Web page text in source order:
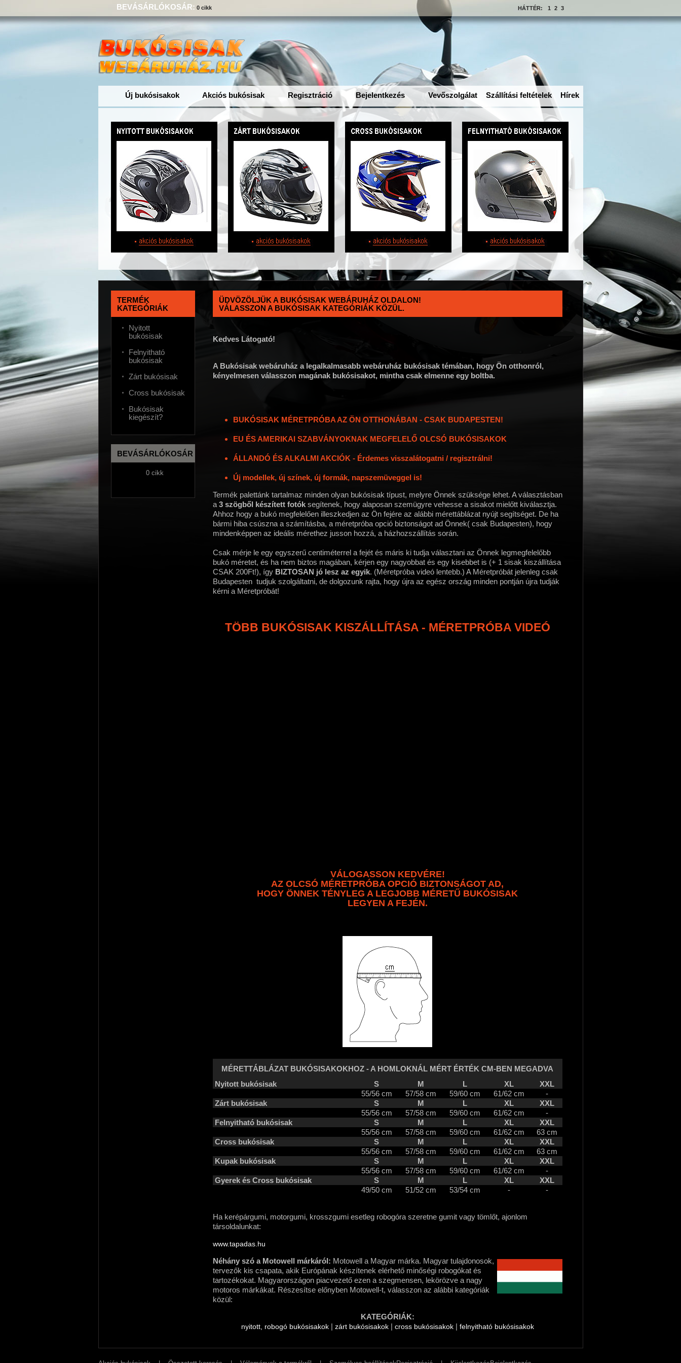
BEVÁSÁRLÓKOSÁR: 0 cikk HÁTTÉR: 1 2 3
Új bukósisakok Akciós bukósisak Regisztráció Bejelentkezés Vevőszolgálat Szállítási feltételek Hírek
TERMÉK
KATEGÓRIÁK
Nyitott
bukósisak
Felnyitható
bukósisak
Zárt bukósisak
Cross bukósisak
Bukósisak
kiegészít?
BEVÁSÁRLÓKOSÁR
0 cikk
ÜDVÖZÖLJÜK A BUKÓSISAK WEBÁRUHÁZ OLDALON!
VÁLASSZON A BUKÓSISAK KATEGÓRIÁK KÖZÜL.
Kedves Látogató!
A Bukósisak webáruház a legalkalmasabb webáruház bukósisak témában, hogy Ön otthonról,
kényelmesen válasszon magának bukósisakot, mintha csak elmenne egy boltba.
BUKÓSISAK MÉRETPRÓBA AZ ÖN OTTHONÁBAN - CSAK BUDAPESTEN!
EU ÉS AMERIKAI SZABVÁNYOKNAK MEGFELELŐ OLCSÓ BUKÓSISAKOK
ÁLLANDÓ ÉS ALKALMI AKCIÓK - Érdemes visszalátogatni / regisztrálni!
Új modellek, új színek, új formák, napszemüveggel is!
Termék palettánk tartalmaz minden olyan bukósisak típust, melyre Önnek szüksége lehet. A választásban
a 3 szögből készített fotóksegítenek, hogy alaposan szemügyre vehesse a sisakot mielőtt kiválasztja.
Ahhoz hogy a bukó megfelelően illeszkedjen az Ön fejére az alábbi mérettáblázat nyújt segítséget. De ha
bármi hiba csúszna a számításba, a méretpróba opció biztonságot ad Önnek( csak Budapesten), hogy
mindenképpen az ideális mérethez jusson hozzá, a házhozszállítás során.
Csak mérje le egy egyszerű centiméterrel a fejét és máris ki tudja választani az Önnek legmegfelelőbb
bukó méretet, és ha nem biztos magában, kérjen egy nagyobbat és egy kisebbet is (+ 1 sisak kiszállítása
CSAK 200Ft!), így BIZTOSAN jó lesz az egyik. (Méretpróba videó lentebb.) A Méretpróbát jelenleg csak
Budapesten tudjuk szolgáltatni, de dolgozunk rajta, hogy újra az egész ország minden pontján újra tudják
kérni a Méretpróbát!
TÖBB BUKÓSISAK KISZÁLLÍTÁSA - MÉRETPRÓBA VIDEÓ
VÁLOGASSON KEDVÉRE!
AZ OLCSÓ MÉRETPRÓBA OPCIÓ BIZTONSÁGOT AD,
HOGY ÖNNEK TÉNYLEG A LEGJOBB MÉRETŰ BUKÓSISAK
LEGYEN A FEJÉN.
MÉRETTÁBLÁZAT BUKÓSISAKOKHOZ - A HOMLOKNÁL MÉRT ÉRTÉK CM-BEN MEGADVA
Nyitott bukósisak
S M L XL
XXL
55/56 cm
57/58 cm 59/60 cm 61/62 cm
-
Zárt bukósisak
S M L XL
XXL
55/56 cm
57/58 cm 59/60 cm 61/62 cm
-
Felnyitható bukósisak
S M L XL
XXL
55/56 cm
57/58 cm 59/60 cm 61/62 cm
63 cm
Cross bukósisak
S M L XL
XXL
55/56 cm
57/58 cm 59/60 cm 61/62 cm
63 cm
Kupak bukósisak
S M L XL
XXL
55/56 cm
57/58 cm 59/60 cm 61/62 cm
-
Gyerek és Cross bukósisak
S M L XL
XXL
49/50 cm
51/52 cm 53/54 cm - -
Ha kerépárgumi, motorgumi, krosszgumi esetleg robogóra szeretne gumit vagy tömlőt, ajonlom
társoldalunkat:
www.tapadas.hu
Néhány szó a Motowell márkáról: Motowell a Magyar márka. Magyar tulajdonosok,
tervezők kis csapata, akik Európának készítenek elérhető minőségi robogókat és
tartozékokat. Magyarországon piacvezető ezen a szegmensen, lekörözve a nagy
motoros márkákat. Részesítse előnyben Motowell-t, válasszon az alábbi kategóriák
közül:
KATEGÓRIÁK:
nyitott, robogó bukósisakok| zárt bukósisakok| cross bukósisakok| felnyitható bukósisakok